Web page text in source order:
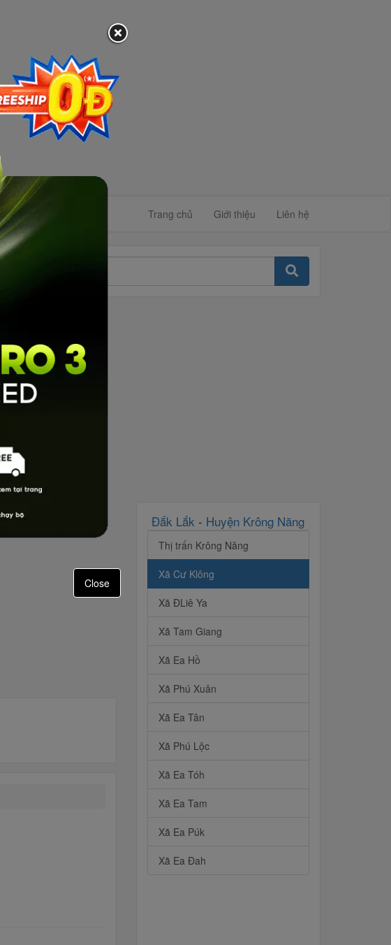
Trang chủ Giới thiệu Liên hệ
Đắk Lắk - Huyện Krông Năng
Thị trấn Krông Năng
Xã Cư Klông
Xã ĐLiê Ya
Xã Tam Giang
Xã Ea Hồ
Xã Phú Xuân
Xã Ea Tân
Xã Phú Lộc
Xã Ea Tóh
Xã Ea Tam
Xã Ea Púk
Xã Ea Đah
Close